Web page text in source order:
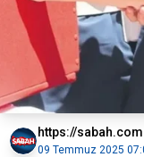
https://
09 Temmuz 2025